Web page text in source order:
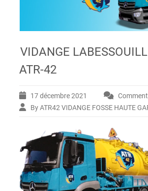
VIDANGE
ATR-42
17 décembre 2021
By ATR42 VIDANGE FOSSE HAUTE